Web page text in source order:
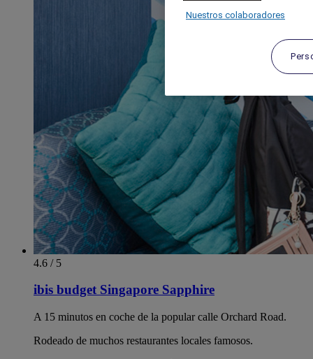
4.6 / 5
ibis budget Singapore Sapphire
A 15 minutos en coche de la popular calle Orchard Road.
Rodeado de muchos restaurantes locales famosos.
Nuestros colaboradores